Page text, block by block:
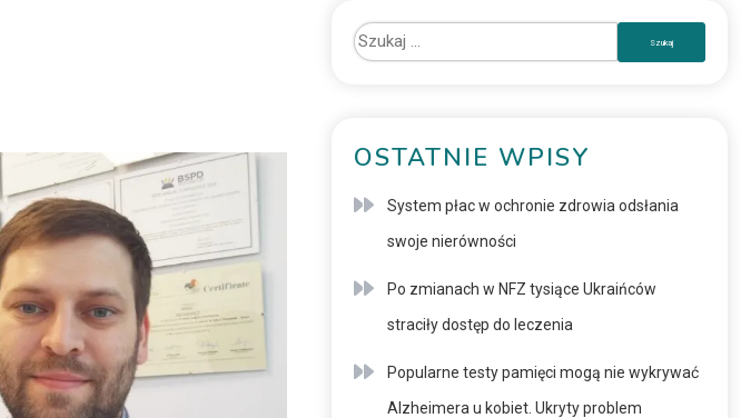
OSTATNIE WPISY
System płac w ochronie zdrowia odsłania
swoje nierówności
Po zmianach w NFZ tysiące Ukraińców
straciły dostęp do leczenia
Popularne testy pamięci mogą nie wykrywać
Alzheimera u kobiet. Ukryty problem